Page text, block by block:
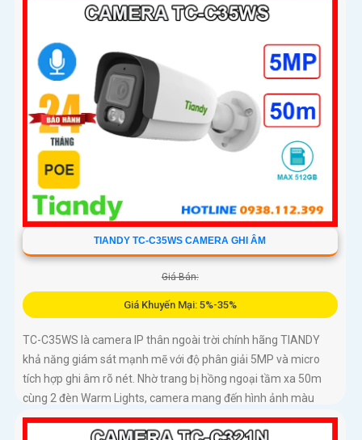
TIANDY TC-C35WS CAMERA GHI ÂM
Giá Bán:
Giá Khuyến Mại: 5%-35%
TC-C35WS là camera IP thân ngoài trời chính hãng TIANDY
khả năng giám sát mạnh mẽ với độ phân giải 5MP và micro
tích hợp ghi âm rõ nét. Nhờ trang bị hồng ngoại tầm xa 50m
cùng 2 đèn Warm Lights, camera mang đến hình ảnh màu
sống động vào ban đêm trong phạm vi 15m